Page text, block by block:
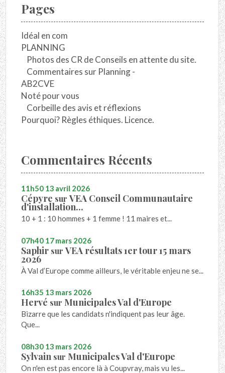
Pages
Idéal en com
PLANNING
Photos des CR de Conseils en attente du site.
Commentaires sur Planning -
AB2CVE
Noté pour vous
Corbeille des avis et réflexions
Pourquoi? Règles éthiques. Licence.
Commentaires Récents
11h50 13 avril 2026
Cépyre surVEA Conseil Communautaire
d'installation...
10 + 1 : 10 hommes + 1 femme ! 11 maires et...
07h40 17mars 2026
Saphir surVEA résultats 1er tour 15 mars
2026
À Val d’Europe comme ailleurs, le véritable enjeu ne se...
16h35 13 mars 2026
Hervé sur Municipales Val d'Europe
Bizarre que les candidats n'indiquent pas leur âge.
Que...
08h30 13 mars 2026
Sylvain sur Municipales Val d'Europe
On n'en est pas encore là à Coupvray, mais vu les...